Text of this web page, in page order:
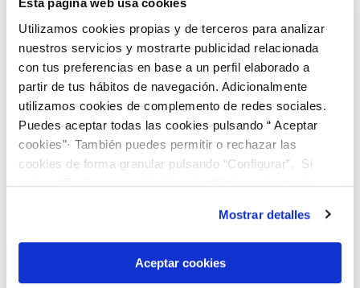
Esta página web usa cookies
Utilizamos cookies propias y de terceros para analizar
nuestros servicios y mostrarte publicidad relacionada
con tus preferencias en base a un perfil elaborado a
partir de tus hábitos de navegación. Adicionalmente
utilizamos cookies de complemento de redes sociales.
Puedes aceptar todas las cookies pulsando “ Aceptar
cookies”· También puedes permitir o rechazar las
cookies de forma granular pulsando “Configurar”. Si
pulsas “Rechazar cookies”, equivaldrá a rechazar la
son indispensables para que el sitio web funcione y que
por tanto no se pueden desactivar. Puedes consultar
más información en nuestraPolítica de Cookies
Mostrar detalles
Aceptar cookies